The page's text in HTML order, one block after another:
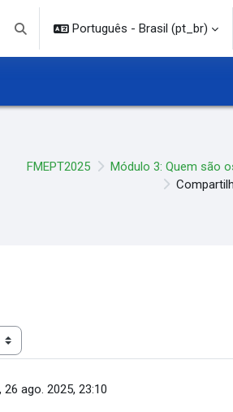
Alternar entrada de pesquisa
Português - Brasil ‎(pt_br)‎
FMEPT2025
Módulo 3: Quem são
ago. 2025, 23:10